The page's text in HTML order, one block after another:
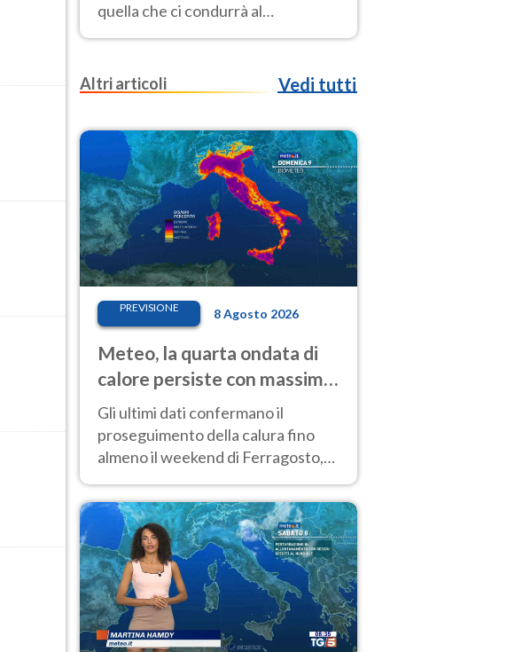
quella che ci condurrà al
Ferragosto, vede ancora
Altri articoli
Vedi tutti
PREVISIONE 8 Agosto 2026
Meteo, la quarta ondata di
calore persiste con massime
sempre molto elevate
Gli ultimi dati confermano il
proseguimento della calura fino
almeno il weekend di Ferragosto,
intensificazione prossima
settimana